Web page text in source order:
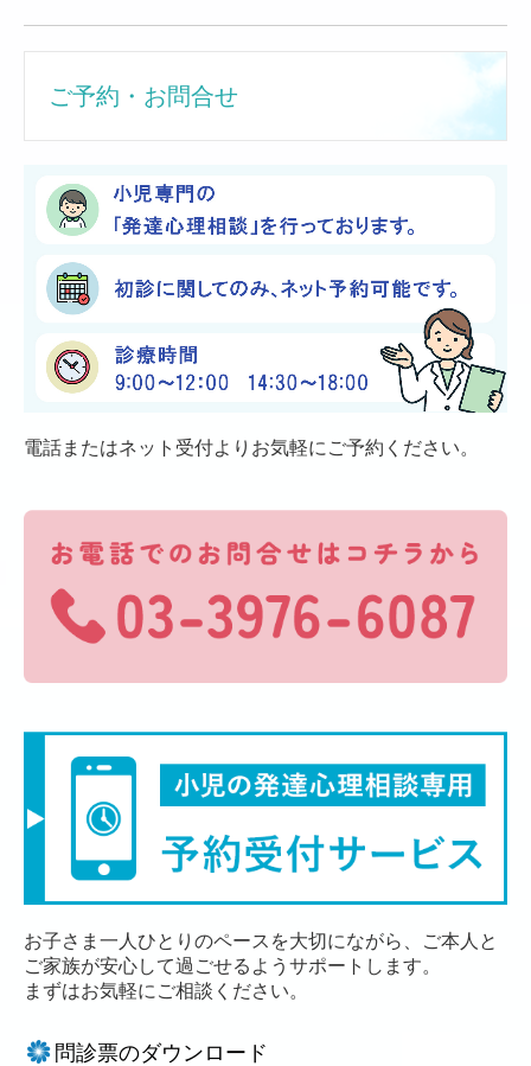
問診票のダウンロード
ご予約・お問合せ
電話またはネット受付よりお気軽にご予約ください。
お子さま一人ひとりのペースを大切にながら、ご本人と
ご家族が安心して過ごせるようサポートします。
まずはお気軽にご相談ください。